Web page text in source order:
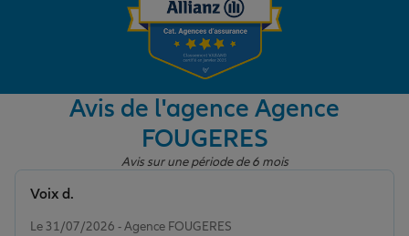
Préparer l’avenir
Le Pack Famille
Garantie des accidents de la vie
Assurance scolaire
Avis de l'agence Agence
FOUGERES
Avis sur une période de 6 mois
Le 31/07/2026 - Agence FOUGERES
Voix d.